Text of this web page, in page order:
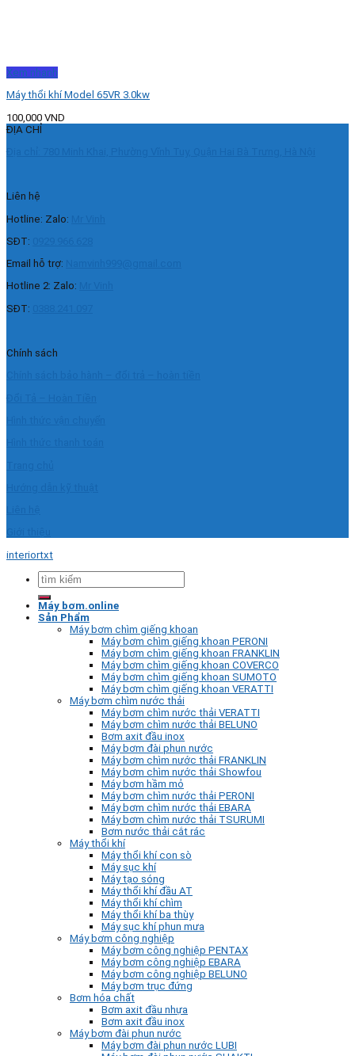
Xem nhanh
Máy thổi khí Model 65VR 3.0kw
100,000 VND
ĐỊA CHỈ
Liên hệ
Hotline: Zalo:
SĐT:
Email hỗ trợ:
Hotline 2: Zalo:
SĐT:
Chính sách
interiortxt
Tìm
kiếm:
Máy bơm.online
Sản Phẩm
Máy bơm chìm giếng khoan
Máy bơm chìm giếng khoan PERONI
Máy bơm chìm giếng khoan FRANKLIN
Máy bơm chìm giếng khoan COVERCO
Máy bơm chìm giếng khoan SUMOTO
Máy bơm chìm giếng khoan VERATTI
Máy bơm chìm nước thải
Máy bơm chìm nước thải VERATTI
Máy bơm chìm nước thải BELUNO
Bơm axit đầu inox
Máy bơm đài phun nước
Máy bơm chìm nước thải FRANKLIN
Máy bơm chìm nước thải Showfou
Máy bơm hầm mỏ
Máy bơm chìm nước thải PERONI
Máy bơm chìm nước thải EBARA
Máy bơm chìm nước thải TSURUMI
Bơm nước thải cắt rác
Máy thổi khí
Máy thổi khí con sò
Máy sục khí
Máy tạo sóng
Máy thổi khí đầu AT
Máy thổi khí chìm
Máy thổi khí ba thùy
Máy sục khí phun mưa
Máy bơm công nghiệp
Máy bơm công nghiệp PENTAX
Máy bơm công nghiệp EBARA
Máy bơm công nghiệp BELUNO
Máy bơm trục đứng
Bơm hóa chất
Bơm axit đầu nhựa
Bơm axit đầu inox
Máy bơm đài phun nước
Máy bơm đài phun nước LUBI